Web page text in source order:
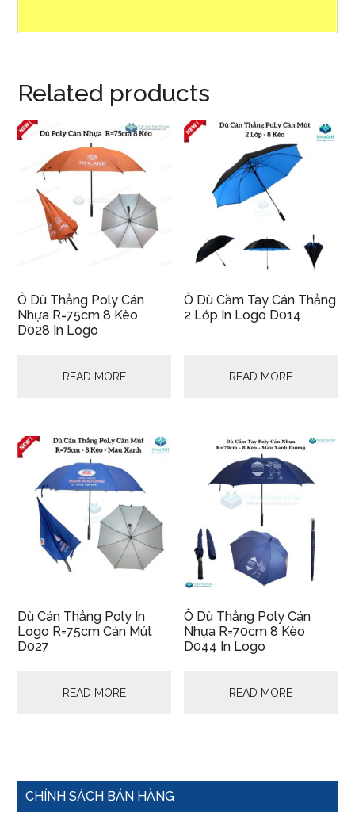
Related products
Ô Dù Thẳng Poly Cán
Nhựa R=75cm 8 Kèo
D028 In Logo
READ MORE
Ô Dù Cầm Tay Cán Thẳng
2 Lớp In Logo D014
READ MORE
Dù Cán Thẳng Poly In
Logo R=75cm Cán Mút
D027
READ MORE
Ô Dù Thẳng Poly Cán
Nhựa R=70cm 8 Kèo
D044 In Logo
READ MORE
Primary
CHÍNH SÁCH BÁN HÀNG